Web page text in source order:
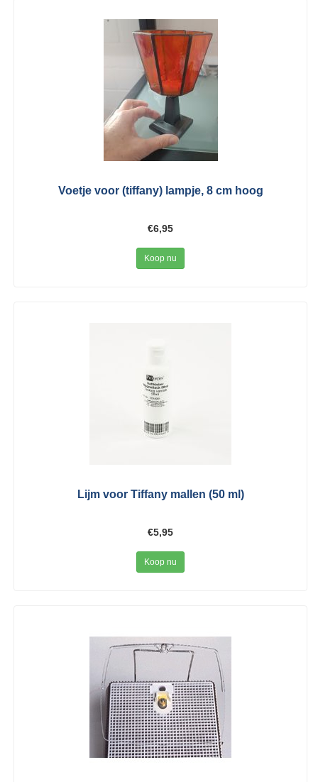
Voetje voor (tiffany) lampje, 8 cm hoog
€6,95
Koop nu
Lijm voor Tiffany mallen (50 ml)
€5,95
Koop nu